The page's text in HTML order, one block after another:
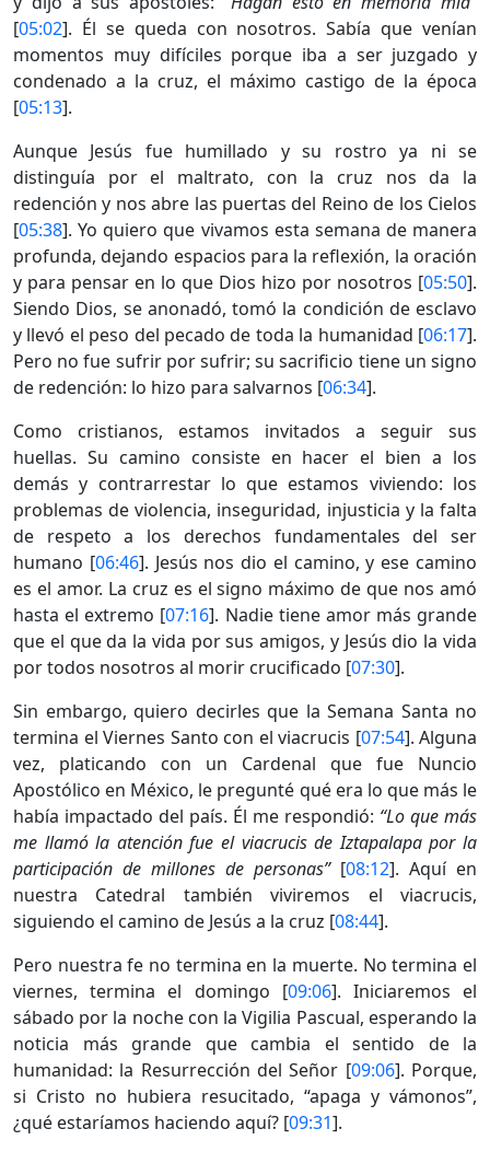
[05:02]. Él se queda con nosotros. Sabía que venían
momentos muy difíciles porque iba a ser juzgado y
condenado a la cruz, el máximo castigo de la época
[05:13].
Aunque Jesús fue humillado y su rostro ya ni se
distinguía por el maltrato, con la cruz nos da la
redención y nos abre las puertas del Reino de los Cielos
[05:38]. Yo quiero que vivamos esta semana de manera
profunda, dejando espacios para la reflexión, la oración
y para pensar en lo que Dios hizo por nosotros [05:50].
Siendo Dios, se anonadó, tomó la condición de esclavo
y llevó el peso del pecado de toda la humanidad [06:17].
Pero no fue sufrir por sufrir; su sacrificio tiene un signo
de redención: lo hizo para salvarnos [06:34].
Como cristianos, estamos invitados a seguir sus
huellas. Su camino consiste en hacer el bien a los
demás y contrarrestar lo que estamos viviendo: los
problemas de violencia, inseguridad, injusticia y la falta
de respeto a los derechos fundamentales del ser
humano [06:46]. Jesús nos dio el camino, y ese camino
es el amor. La cruz es el signo máximo de que nos amó
hasta el extremo [07:16]. Nadie tiene amor más grande
que el que da la vida por sus amigos, y Jesús dio la vida
por todos nosotros al morir crucificado [07:30].
Sin embargo, quiero decirles que la Semana Santa no
termina el Viernes Santo con el viacrucis [07:54]. Alguna
vez, platicando con un Cardenal que fue Nuncio
Apostólico en México, le pregunté qué era lo que más le
había impactado del país. Él me respondió: “Lo que más
me llamó la atención fue el viacrucis de Iztapalapa por la
participación de millones de personas”[08:12]. Aquí en
nuestra Catedral también viviremos el viacrucis,
siguiendo el camino de Jesús a la cruz [08:44].
Pero nuestra fe no termina en la muerte. No termina el
viernes, termina el domingo [09:06]. Iniciaremos el
sábado por la noche con la Vigilia Pascual, esperando la
noticia más grande que cambia el sentido de la
humanidad: la Resurrección del Señor [09:06]. Porque,
si Cristo no hubiera resucitado, “apaga y vámonos”,
¿qué estaríamos haciendo aquí? [09:31].